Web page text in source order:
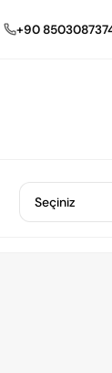
+90